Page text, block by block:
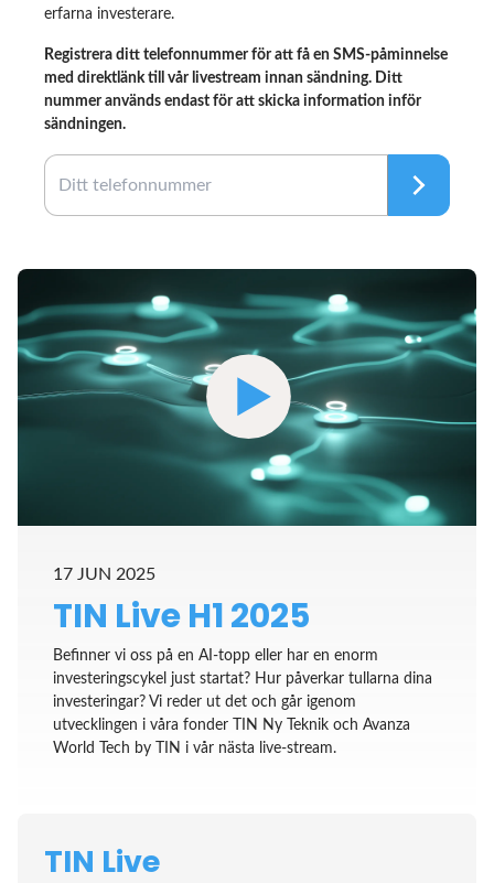
erfarna investerare.
Registrera ditt telefonnummer för att få en SMS-påminnelse
med direktlänk till vår livestream innan sändning. Ditt
nummer används endast för att skicka information inför
sändningen.
17 JUN 2025
TIN Live H1 2025
Befinner vi oss på en AI-topp eller har en enorm
investeringscykel just startat? Hur påverkar tullarna dina
investeringar? Vi reder ut det och går igenom
utvecklingen i våra fonder TIN Ny Teknik och Avanza
World Tech by TIN i vår nästa live-stream.
TIN Live